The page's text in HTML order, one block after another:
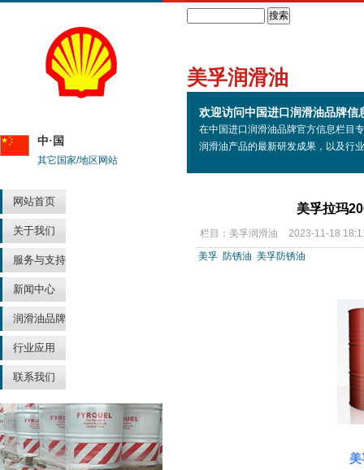
中·国
其它国家/地区网站
网站首页
关于我们
服务与支持
新闻中心
润滑油品牌
行业应用
联系我们
美孚润滑油
欢迎访问中国进口润滑油品牌信
在中国进口润滑油品牌官方信息栏目
润滑油产品的最新研发成果，以及行
美孚拉玛
栏目： 美孚润滑油
2023-11-18
美孚 防锈油 美孚防锈油